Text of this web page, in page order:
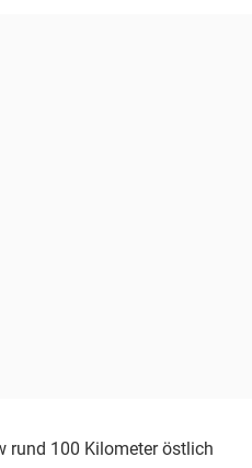
rund 100 Kilometer östlich